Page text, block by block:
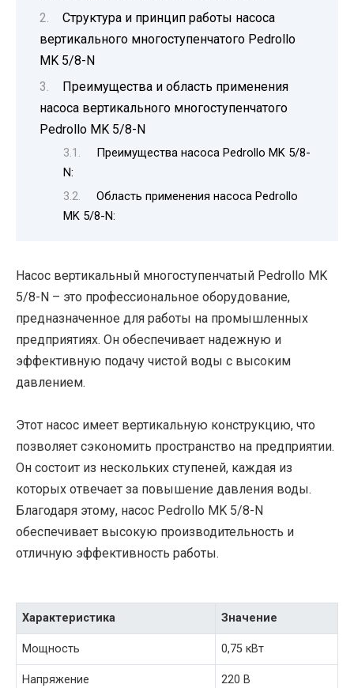
Структура и принцип работы насоса
вертикального многоступенчатого Pedrollo
MK 5/8-N
Преимущества и область применения
насоса вертикального многоступенчатого
Pedrollo MK 5/8-N
Преимущества насоса Pedrollo MK 5/8-
N:
Область применения насоса Pedrollo
MK 5/8-N:
Насос вертикальный многоступенчатый Pedrollo MK
5/8-N – это профессиональное оборудование,
предназначенное для работы на промышленных
предприятиях. Он обеспечивает надежную и
эффективную подачу чистой воды с высоким
давлением.
Этот насос имеет вертикальную конструкцию, что
позволяет сэкономить пространство на предприятии.
Он состоит из нескольких ступеней, каждая из
которых отвечает за повышение давления воды.
Благодаря этому, насос Pedrollo MK 5/8-N
обеспечивает высокую производительность и
отличную эффективность работы.
Характеристика Значение
Мощность 0,75 кВт
Напряжение 220 В